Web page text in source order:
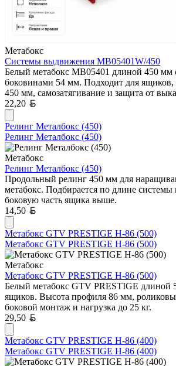
Метабокс
Системы выдвижения MB05401W/450
Белый метабокс MB05401 длиной 450 мм
боковинами 54 мм. Подходит для ящиков,
450 мм, самозатягивание и защита от
22,20
Релинг Металбокс (450)
Релинг Металбокс (450)
Метабокс
Релинг Металбокс (450)
Продольный релинг 450 мм для
метабокс. Подбирается по длине системы
боковую часть ящика выше.
14,50
Метабокс GTV PRESTIGE H-86 (500)
Метабокс GTV PRESTIGE H-86 (500)
Метабокс
Метабокс GTV PRESTIGE H-86 (500)
Белый метабокс GTV PRESTIGE длиной
ящиков. Высота профиля 86 мм,
боковой монтаж и нагрузка до 25 кг.
29,50
Метабокс GTV PRESTIGE H-86 (400)
Метабокс GTV PRESTIGE H-86 (400)